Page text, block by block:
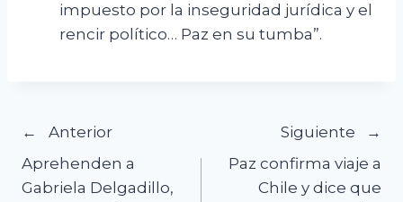
impuesto por la inseguridad jurídica y el
rencir político… Paz en su tumba”.
Navegación
de
Anterior
Aprehenden a
Gabriela Delgadillo,
Siguiente
Paz confirma viaje a
Chile y dice que